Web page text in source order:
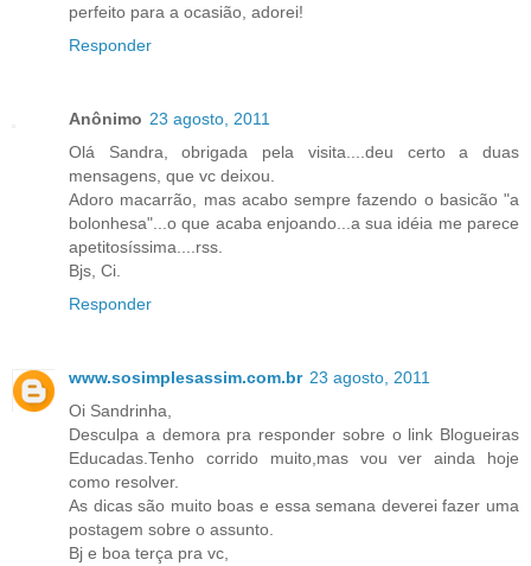
perfeito para a ocasião, adorei!
Responder
Anônimo 23 agosto, 2011
Olá Sandra, obrigada pela visita....deu certo a duas
mensagens, que vc deixou.
Adoro macarrão, mas acabo sempre fazendo o basicão "a
bolonhesa"...o que acaba enjoando...a sua idéia me parece
apetitosíssima....rss.
Bjs, Ci.
Responder
www.sosimplesassim.com.br 23 agosto, 2011
Oi Sandrinha,
Desculpa a demora pra responder sobre o link Blogueiras
Educadas.Tenho corrido muito,mas vou ver ainda hoje
como resolver.
As dicas são muito boas e essa semana deverei fazer uma
postagem sobre o assunto.
Bj e boa terça pra vc,